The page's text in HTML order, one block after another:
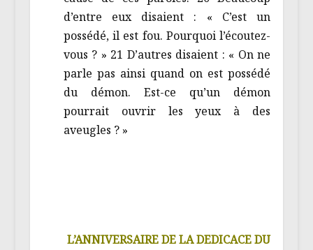
d’entre eux disaient : « C’est un
possédé, il est fou. Pourquoi l’écoutez-
vous ? » 21 D’autres disaient : « On ne
parle pas ainsi quand on est possédé
du démon. Est-ce qu’un démon
pourrait ouvrir les yeux à des
aveugles ? »
L’ANNIVERSAIRE DE LA DEDICACE DU